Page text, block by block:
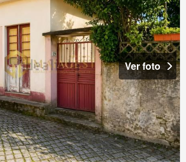
Ver foto